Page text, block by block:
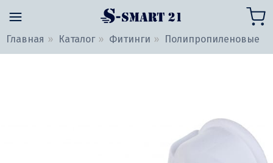
Главная Каталог Фитинги Полипропиленовые